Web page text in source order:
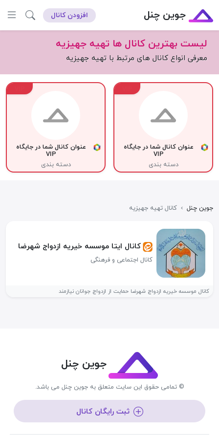
جوین چنل افزودن کانال
لیست بهترین کانال ها تهیه جهیزیه
معرفی انواع کانال های مرتبط با تهیه جهیزیه
عنوان کانال شما در جایگاه
VIP
دسته بندی
عنوان کانال شما در جایگاه
VIP
دسته بندی
جوین چنل › کانال تهیه جهیزیه
کانال ایتا موسسه خیریه ازدواج شهرضا
کانال اجتماعی و فرهنگی
کانال موسسه خیریه ازدواج شهرضا حمایت از ازدواج جوانان نیازمند
جوین چنل
© تمامی حقوق این سایت متعلق به جوین چنل می باشد.
ثبت رایگان کانال